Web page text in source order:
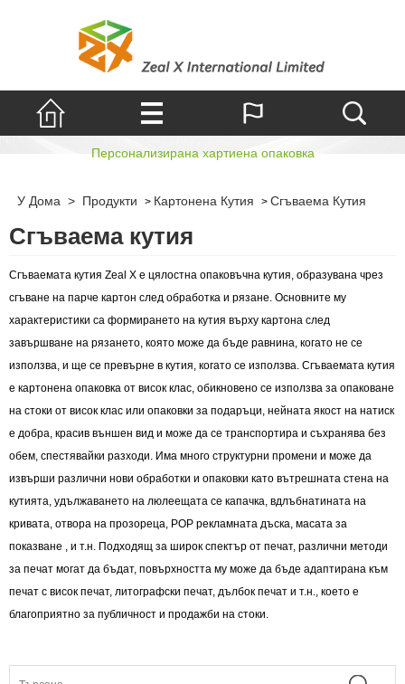
Сгъваема кутия
Персонализирана хартиена опаковка
У Дома > Продукти > Картонена Кутия > Сгъваема Кутия
Сгъваема кутия
Сгъваемата кутия Zeal X е цялостна опаковъчна кутия, образувана чрез
сгъване на парче картон след обработка и рязане. Основните му
характеристики са формирането на кутия върху картона след
завършване на рязането, която може да бъде равнина, когато не се
използва, и ще се превърне в кутия, когато се използва. Сгъваемата кутия
е картонена опаковка от висок клас, обикновено се използва за опаковане
на стоки от висок клас или опаковки за подаръци, нейната якост на натиск
е добра, красив външен вид и може да се транспортира и съхранява без
обем, спестявайки разходи. Има много структурни промени и може да
извърши различни нови обработки и опаковки като вътрешната стена на
кутията, удължаването на люлеещата се капачка, вдлъбнатината на
кривата, отвора на прозореца, POP рекламната дъска, масата за
показване , и т.н. Подходящ за широк спектър от печат, различни методи
за печат могат да бъдат, повърхността му може да бъде адаптирана към
печат с висок печат, литографски печат, дълбок печат и т.н., което е
благоприятно за публичност и продажби на стоки.